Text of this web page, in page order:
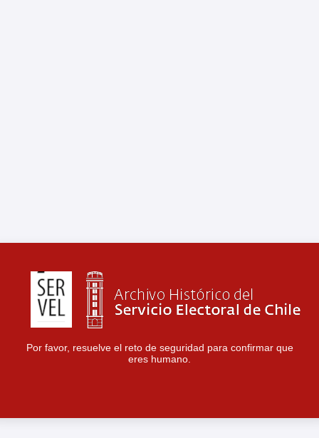
Por favor, resuelve el reto de seguridad para confirmar que
eres humano.